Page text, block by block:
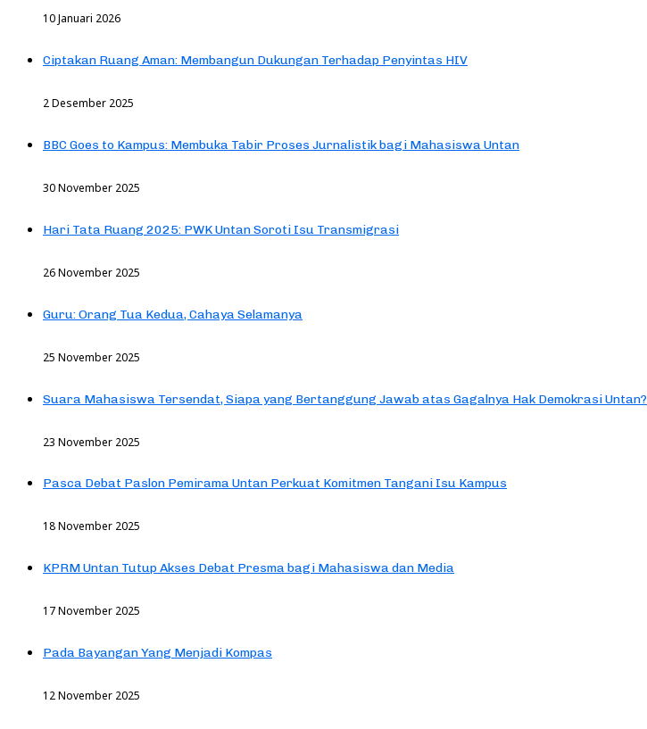
10 Januari 2026
Ciptakan Ruang Aman: Membangun Dukungan Terhadap Penyintas HIV
2 Desember 2025
BBC Goes to Kampus: Membuka Tabir Proses Jurnalistik bagi Mahasiswa Untan
30 November 2025
Hari Tata Ruang 2025: PWK Untan Soroti Isu Transmigrasi
26 November 2025
Guru: Orang Tua Kedua, Cahaya Selamanya
25 November 2025
Suara Mahasiswa Tersendat, Siapa yang Bertanggung Jawab atas Gagalnya Hak Demokrasi Untan?
23 November 2025
Pasca Debat Paslon Pemirama Untan Perkuat Komitmen Tangani Isu Kampus
18 November 2025
KPRM Untan Tutup Akses Debat Presma bagi Mahasiswa dan Media
17 November 2025
Pada Bayangan Yang Menjadi Kompas
12 November 2025